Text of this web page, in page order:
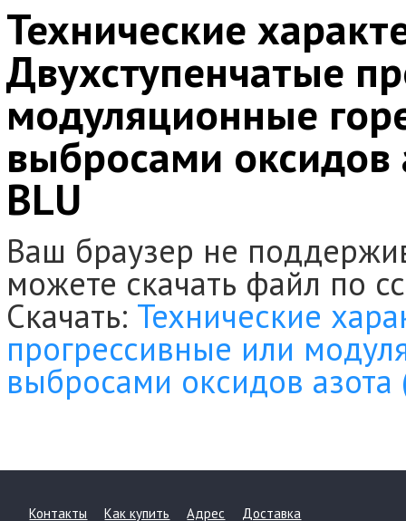
Технические
Двухступенчатые
модуляционные
выбросами оксидов
BLU
Ваш браузер не
можете скачать файл по
Скачать: Технические
прогрессивные или
выбросами оксидов азота
Контакты Как купить Адрес Доставка